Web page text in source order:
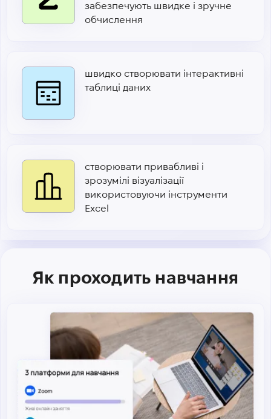
забезпечують швидке і зручне
обчислення
швидко створювати інтерактивні
таблиці даних
створювати привабливі і
зрозумілі візуалізації
використовуючи інструменти
Excel
Як проходить навчання